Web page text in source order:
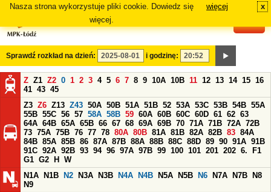
Nasza strona wykorzystuje pliki cookie. Dowiedz się
więcej.
więcej x
Sprawdź rozkład na dzień: i godzinę:
Z Z1 Z2 0 1 2 3 4 5 6 7 8 9 10A 10B 11 12 13 14 15 16
41 43 45
Z3 Z6 Z13 Z43 50A 50B 51A 51B 52 53A 53C 53B 54B 55A
55B 55C 56 57 58A 58B 59 60A 60B 60C 60D 61 62 63
64A 64B 65A 65B 66 67 68 69A 69B 70 71A 71B 72A 72B
73 75A 75B 76 77 78 80A 80B 81A 81B 82A 82B 83 84A
84B 85A 85B 86 87A 87B 88A 88B 88C 88D 89 90 91A 91B
91C 92A 92B 93 94 96 97A 97B 99 100 101 201 202 6.
F1
G1 G2 H
W
N1A
N1B N2 N3A N3B N4A N4B N5A N5B N6 N7A N7B
N8
N9